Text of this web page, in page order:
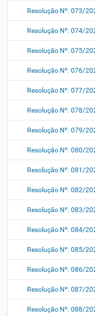
Resolução Nº. 073/
Resolução Nº. 074/
Resolução Nº. 075/
Resolução Nº. 076/
Resolução Nº. 077/
Resolução Nº. 078/
Resolução Nº. 079/
Resolução Nº. 080/
Resolução Nº. 081/
Resolução Nº. 082/
Resolução Nº. 083/
Resolução Nº. 084/
Resolução Nº. 085/
Resolução Nº. 086/
Resolução Nº. 087/
Resolução Nº. 088/